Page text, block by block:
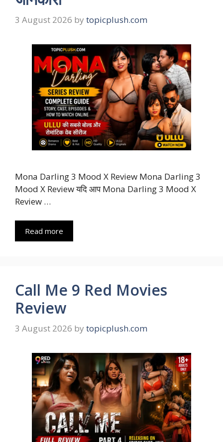
3 August 2026 by topicplush.com
Mona Darling 3 Mood X Review Mona Darling 3
Mood X Review यदि आप Mona Darling 3 Mood X
Review …
Read more
Call Me 9 Red Movies
Review
3 August 2026 by topicplush.com